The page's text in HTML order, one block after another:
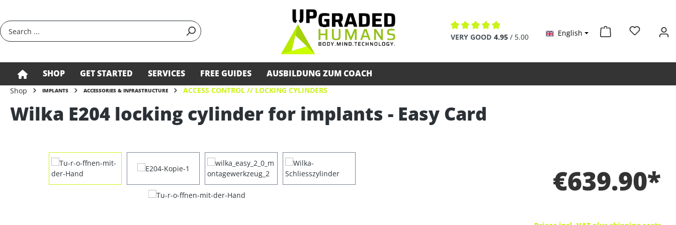
Average rating of 4.9 out of 5 stars
VERY GOOD 4.95 / 5.00 English
SHOP GET STARTED SERVICES FREE GUIDES AUSBILDUNG ZUM COACH
Shop IMPLANTS ACCESSORIES & INFRASTRUCTURE ACCESS CONTROL // LOCKING CYLINDERS
Wilka E204 locking cylinder for implants - Easy Card
Skip image gallery
€639.90*